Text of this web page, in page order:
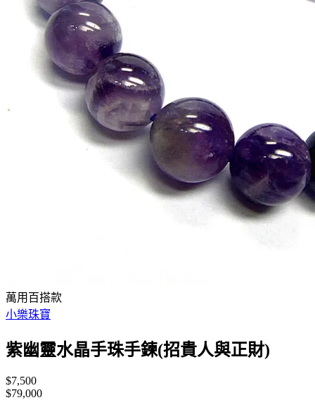
萬用百搭款
小樂珠寶
紫幽靈水晶手珠手鍊(招貴人與正財)
$7,500
$79,000